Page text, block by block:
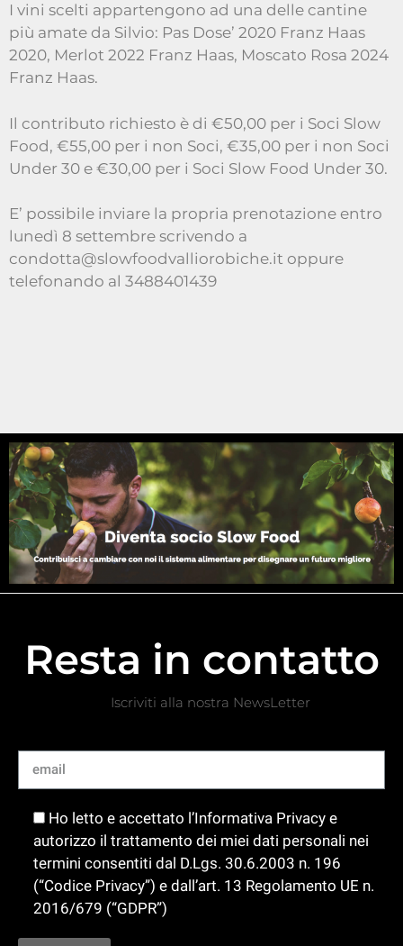
I vini scelti appartengono ad una delle cantine
più amate da Silvio: Pas Dose’ 2020 Franz Haas
2020, Merlot 2022 Franz Haas, Moscato Rosa 2024
Franz Haas.
Il contributo richiesto è di €50,00 per i Soci Slow
Food, €55,00 per i non Soci, €35,00 per i non Soci
Under 30 e €30,00 per i Soci Slow Food Under 30.
E’ possibile inviare la propria prenotazione entro
lunedì 8 settembre scrivendo a
condotta@slowfoodvalliorobiche.it oppure
telefonando al 3488401439
Resta in contatto
Iscriviti alla nostra NewsLetter
Ho letto e accettato l’Informativa Privacy e
autorizzo il trattamento dei miei dati personali nei
termini consentiti dal D.Lgs. 30.6.2003 n. 196
(“Codice Privacy”) e dall’art. 13 Regolamento UE n.
2016/679 (“GDPR”)